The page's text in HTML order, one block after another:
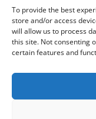
To provide the best
store and/or access
will allow us to process
this site. Not consenting
certain features and
Submit a
Lo siento, debes
comentario.
Este sitio usa